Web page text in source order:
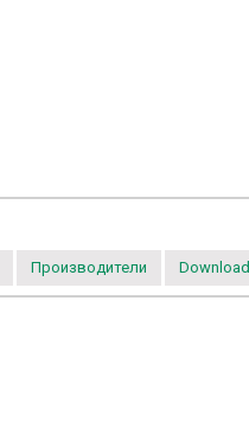
Производители Download